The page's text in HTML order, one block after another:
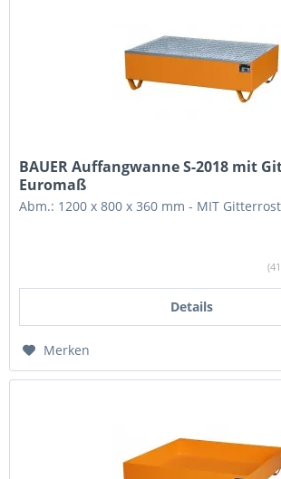
BAUER Auffangwanne S-2018 mit
Euromaß
Abm.: 1200 x 800 x 360 mm - MIT Gitterrost
Details
Merken